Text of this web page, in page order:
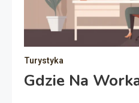
Turystyka
Gdzie Na